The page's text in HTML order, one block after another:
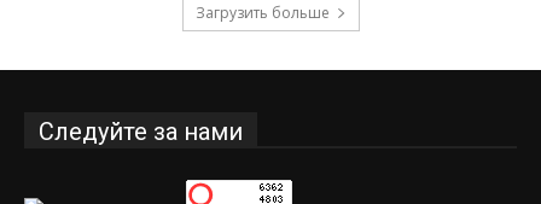
Загрузить больше
Следуйте за нами